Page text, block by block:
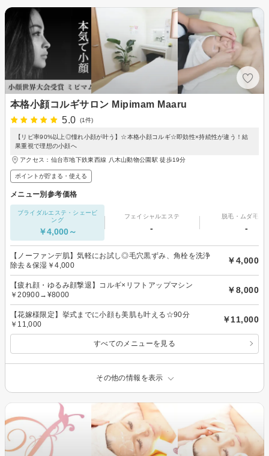
本格小顔コルギサロン Mipimam Maaru
5.0
(1件)
【リピ率90%以上◎憧れ小顔が叶う】☆本格小顔コルギ☆即効性×持続性が違う！結
果重視で理想の小顔へ
アクセス：仙台市地下鉄東西線 八木山動物公園駅 徒歩19分
ポイントが貯まる・使える
メニュー別参考価格
ブライダルエステ・シェービ
ング
￥4,000～
フェイシャルエステ
-
脱毛・ムダ毛処
-
【ノーファンデ肌】気軽にお試し◎毛穴黒ずみ、角栓を洗浄
除去＆保湿￥4,000
￥4,000
【疲れ顔・ゆるみ顔撃退】コルギ×リフトアップマシン
￥20900→¥8000
￥8,000
【花嫁様限定】挙式までに小顔も美肌も叶える☆90分
￥11,000
￥11,000
すべてのメニューを見る
その他の情報を表示